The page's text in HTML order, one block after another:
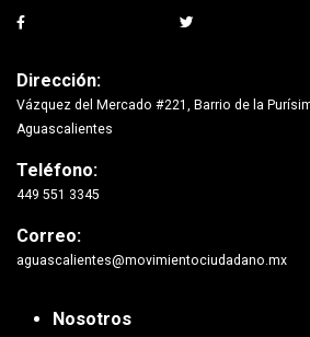
Dirección:
Vázquez del Mercado #221, Barrio de la
Aguascalientes
Teléfono:
449 551 3345
Correo:
aguascalientes@movimientociudadano.mx
Nosotros